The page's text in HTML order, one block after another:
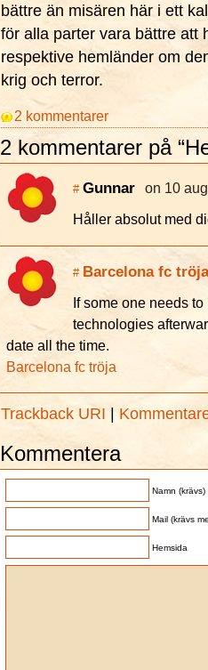
bättre än misären här i ett
för alla parter vara bättre att
respektive hemländer om
krig och terror.
2 kommentarer
2 kommentarer på
# Gunnar on 10
Håller absolut med
# Barcelona fc tröja
If some one needs
technologies
date all the time.
Barcelona fc tröja
Trackback URI
Kommentera
Namn (krävs)
Mail (krävs
Hemsida